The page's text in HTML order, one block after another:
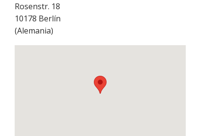
Rosenstr. 18
10178 Berlín
(Alemania)